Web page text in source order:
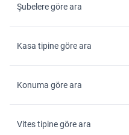
Şubelere göre ara
Kasa tipine göre ara
Konuma göre ara
Vites tipine göre ara